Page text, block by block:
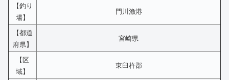
【釣り
場】
門川漁港
【都道
府県】
宮崎県
【区
域】
東臼杵郡